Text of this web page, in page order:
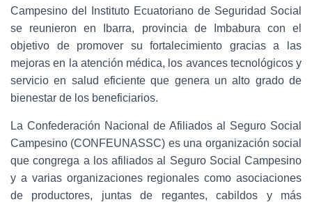
Campesino del Instituto Ecuatoriano de Seguridad Social
se reunieron en Ibarra, provincia de Imbabura con el
objetivo de promover su fortalecimiento gracias a las
mejoras en la atención médica, los avances tecnológicos y
servicio en salud eficiente que genera un alto grado de
bienestar de los beneficiarios.
La Confederación Nacional de Afiliados al Seguro Social
Campesino (CONFEUNASSC) es una organización social
que congrega a los afiliados al Seguro Social Campesino
y a varias organizaciones regionales como asociaciones
de productores, juntas de regantes, cabildos y más